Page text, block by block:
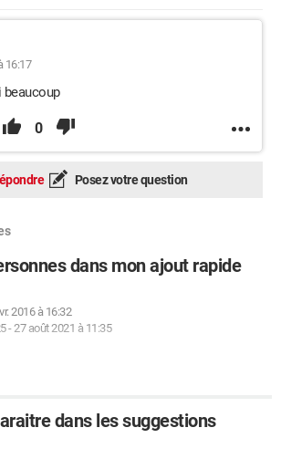
16:17
beaucoup
0
Posez votre question
dans mon ajout rapide
2016 à 16:32
-27 août 2021 à 11:35
dans les suggestions